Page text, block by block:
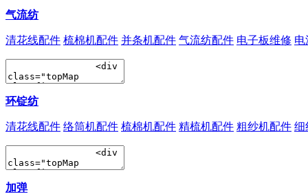
气流纺
清花线配件 梳棉机配件 并条机配件 气流纺配件 电子板维修 电
环锭纺
清花线配件 络筒机配件 梳棉机配件 精梳机配件 粗纱机配件 细
加弹